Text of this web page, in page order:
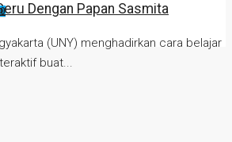
0 Dengan Papan Sasmita
(UNY) menghadirkan cara belajar
buat...